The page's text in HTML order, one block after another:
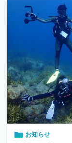
お知らせ